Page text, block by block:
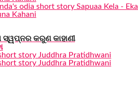
ସ୍ୱପ୍ନର କରୁଣ କାହାଣୀ